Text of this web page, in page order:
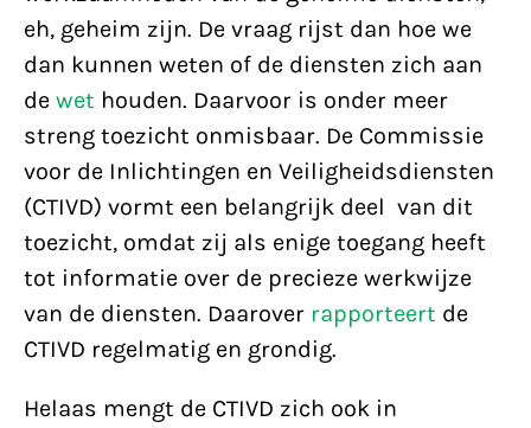
eh, geheim zijn. De vraag rijst dan hoe we
dan kunnen weten of de diensten zich aan
de wet houden. Daarvoor is onder meer
streng toezicht onmisbaar. De Commissie
voor de Inlichtingen en Veiligheidsdiensten
(CTIVD) vormt een belangrijk deel van dit
toezicht, omdat zij als enige toegang heeft
tot informatie over de precieze werkwijze
van de diensten. Daarover rapporteert de
CTIVD regelmatig en grondig.
Helaas mengt de CTIVD zich ook in